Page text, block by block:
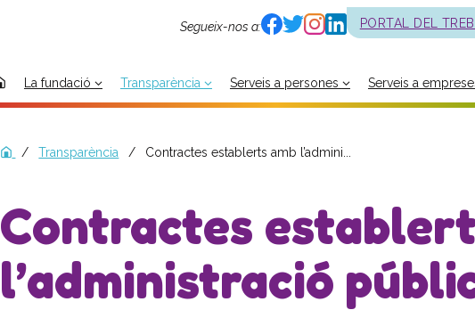
Segueix-nos a: PORTAL DEL
La fundació Transparència Serveis a persones Serveis a
Transparència Contractes establerts amb l’admini...
Contractes
l’administració